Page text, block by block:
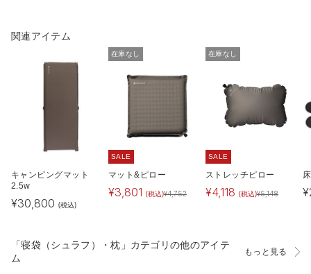
関連アイテム
キャンピングマット
2.5w
¥30,800 (税込)
在庫なし
SALE
マット&ピロー
¥3,801 (税込)¥4,752
在庫なし
SALE
ストレッチピロー
¥4,118 (税込)¥5,148 ¥
「寝袋（シュラフ）・枕」カテゴリの他のアイテ
ム
もっと見る